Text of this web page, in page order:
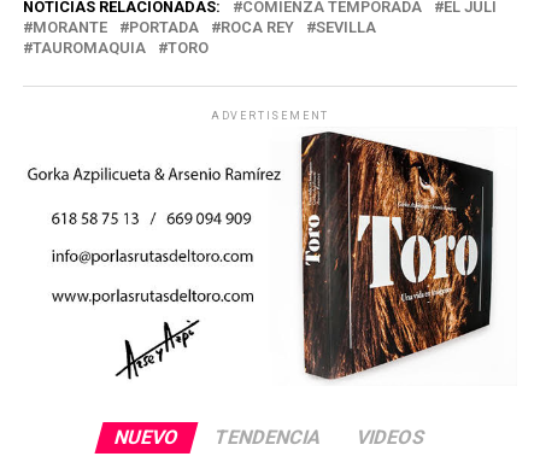
NOTICIAS RELACIONADAS: COMIENZA TEMPORADA
EL JULI
MORANTE
PORTADA ROCA REY
SEVILLA
TAUROMAQUIA
TORO
ADVERTISEMENT
NUEVO TENDENCIA VIDEOS